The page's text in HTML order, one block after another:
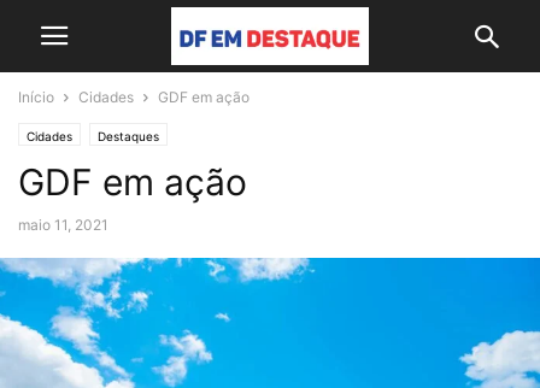
Início Cidades GDF em ação
Cidades Destaques
GDF em ação
maio 11, 2021